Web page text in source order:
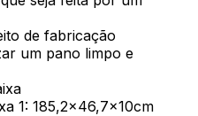
de fabricação
um pano limpo e
1: 185,2x46,7x10cm